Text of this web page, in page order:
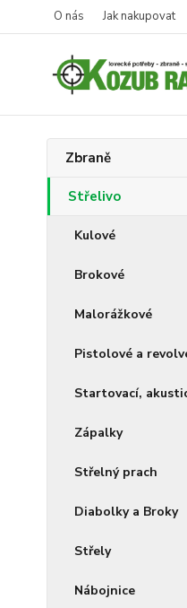
O nás Jak nakupovat
Zbraně
Střelivo
Kulové
Brokové
Malorážkové
Pistolové a
Startovací,
Zápalky
Střelný prach
Diabolky a Broky
Střely
Nábojnice